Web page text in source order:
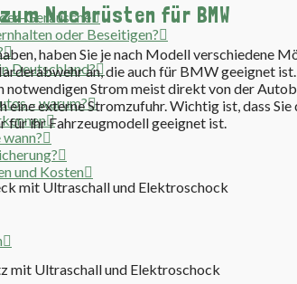
Geräusche
oder Beseitigen?
Deutschland?
– warum?
und Kosten
Nachrüsten für BMW
haben Sie je nach Modell verschiedene
an, die auch für BMW geeignet
notwendigen Strom meist direkt von der
eine externe Stromzufuhr. Wichtig ist, dass Sie
für ihr Fahrzeugmodell geeignet ist.
mit Ultraschall und Elektroschock
mit Ultraschall und Elektroschock